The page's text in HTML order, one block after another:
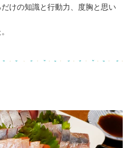
けの知識と行動力、度胸と思い